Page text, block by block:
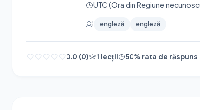
UTC (Ora din Regiune
engleză engleză
0.0 (0) 1 lecții 50% rata de răspuns